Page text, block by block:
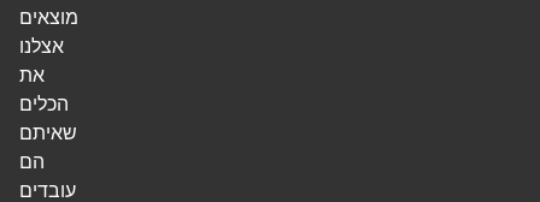
מוצאים
אצלנו
את
הכלים
שאיתם
הם
עובדים